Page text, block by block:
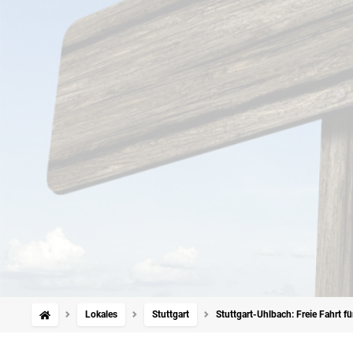
Lokales Stuttgart Stuttgart-Uhlbach: Freie Fahrt